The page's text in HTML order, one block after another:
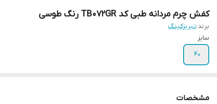
کفش چرم مردانه طبی کد TB072GR رنگ طوسی
برند:تبریزکینگ
سایز
40
مشخصات